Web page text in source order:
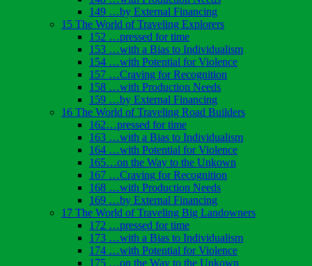
149 …by External Financing
15 The World of Traveling Explorers
152 …pressed for time
153 …with a Bias to Individualism
154 …with Potential for Violence
157 …Craving for Recognition
158 …with Production Needs
159 …by External Financing
16 The World of Traveling Road Builders
162…pressed for time
163 …with a Bias to Individualism
164 …with Potential for Violence
165…on the Way to the Unkown
167 …Craving for Recognition
168 …with Production Needs
169 …by External Financing
17 The World of Traveling Big Landowners
172 …pressed for time
173 …with a Bias to Individualism
174 …with Potential for Violence
175 …on the Way to the Unkown